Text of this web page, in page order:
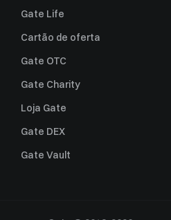
Gate Life
Cartão de oferta
Gate OTC
Gate Charity
Loja Gate
Gate DEX
Gate Vault